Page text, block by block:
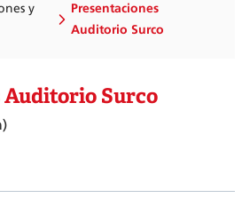
y
Presentaciones
Auditorio Surco
Auditorio Surco